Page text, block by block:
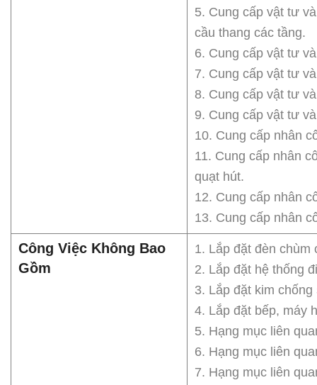
5. Cung cấp vật tư
cầu thang các tầng.
6. Cung cấp vật tư
7. Cung cấp vật tư
8. Cung cấp vật tư
9. Cung cấp vật tư
10. Cung cấp nhân
11. Cung cấp nhân
quạt hút.
12. Cung cấp nhân
13. Cung cấp nhân
Công Việc Không Bao
Gồm
1. Lắp đặt đèn chùm
2. Lắp đặt hệ thống
3. Lắp đặt kim chống
4. Lắp đặt bếp, máy
5. Hạng mục liên
6. Hạng mục liên
7. Hạng mục liên